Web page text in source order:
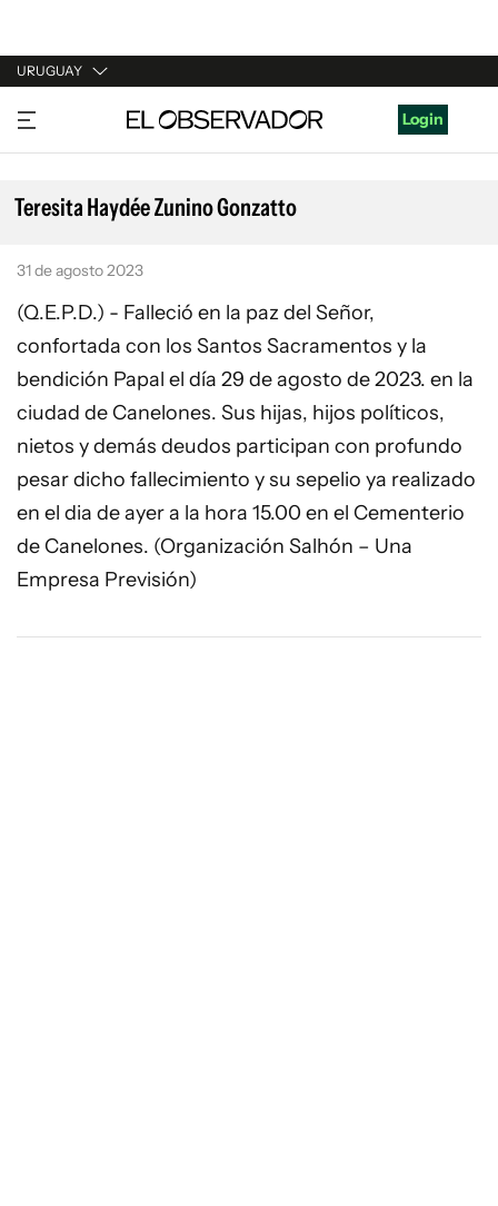
URUGUAY
URUGUAY
ARGENTINA
ESPAÑA
Login
Teresita Haydée Zunino Gonzatto
31 de agosto 2023
(Q.E.P.D.) - Falleció en la paz del Señor,
confortada con los Santos Sacramentos y la
bendición Papal el día 29 de agosto de 2023. en la
ciudad de Canelones. Sus hijas, hijos políticos,
nietos y demás deudos participan con profundo
pesar dicho fallecimiento y su sepelio ya realizado
en el dia de ayer a la hora 15.00 en el Cementerio
de Canelones. (Organización Salhón – Una
Empresa Previsión)